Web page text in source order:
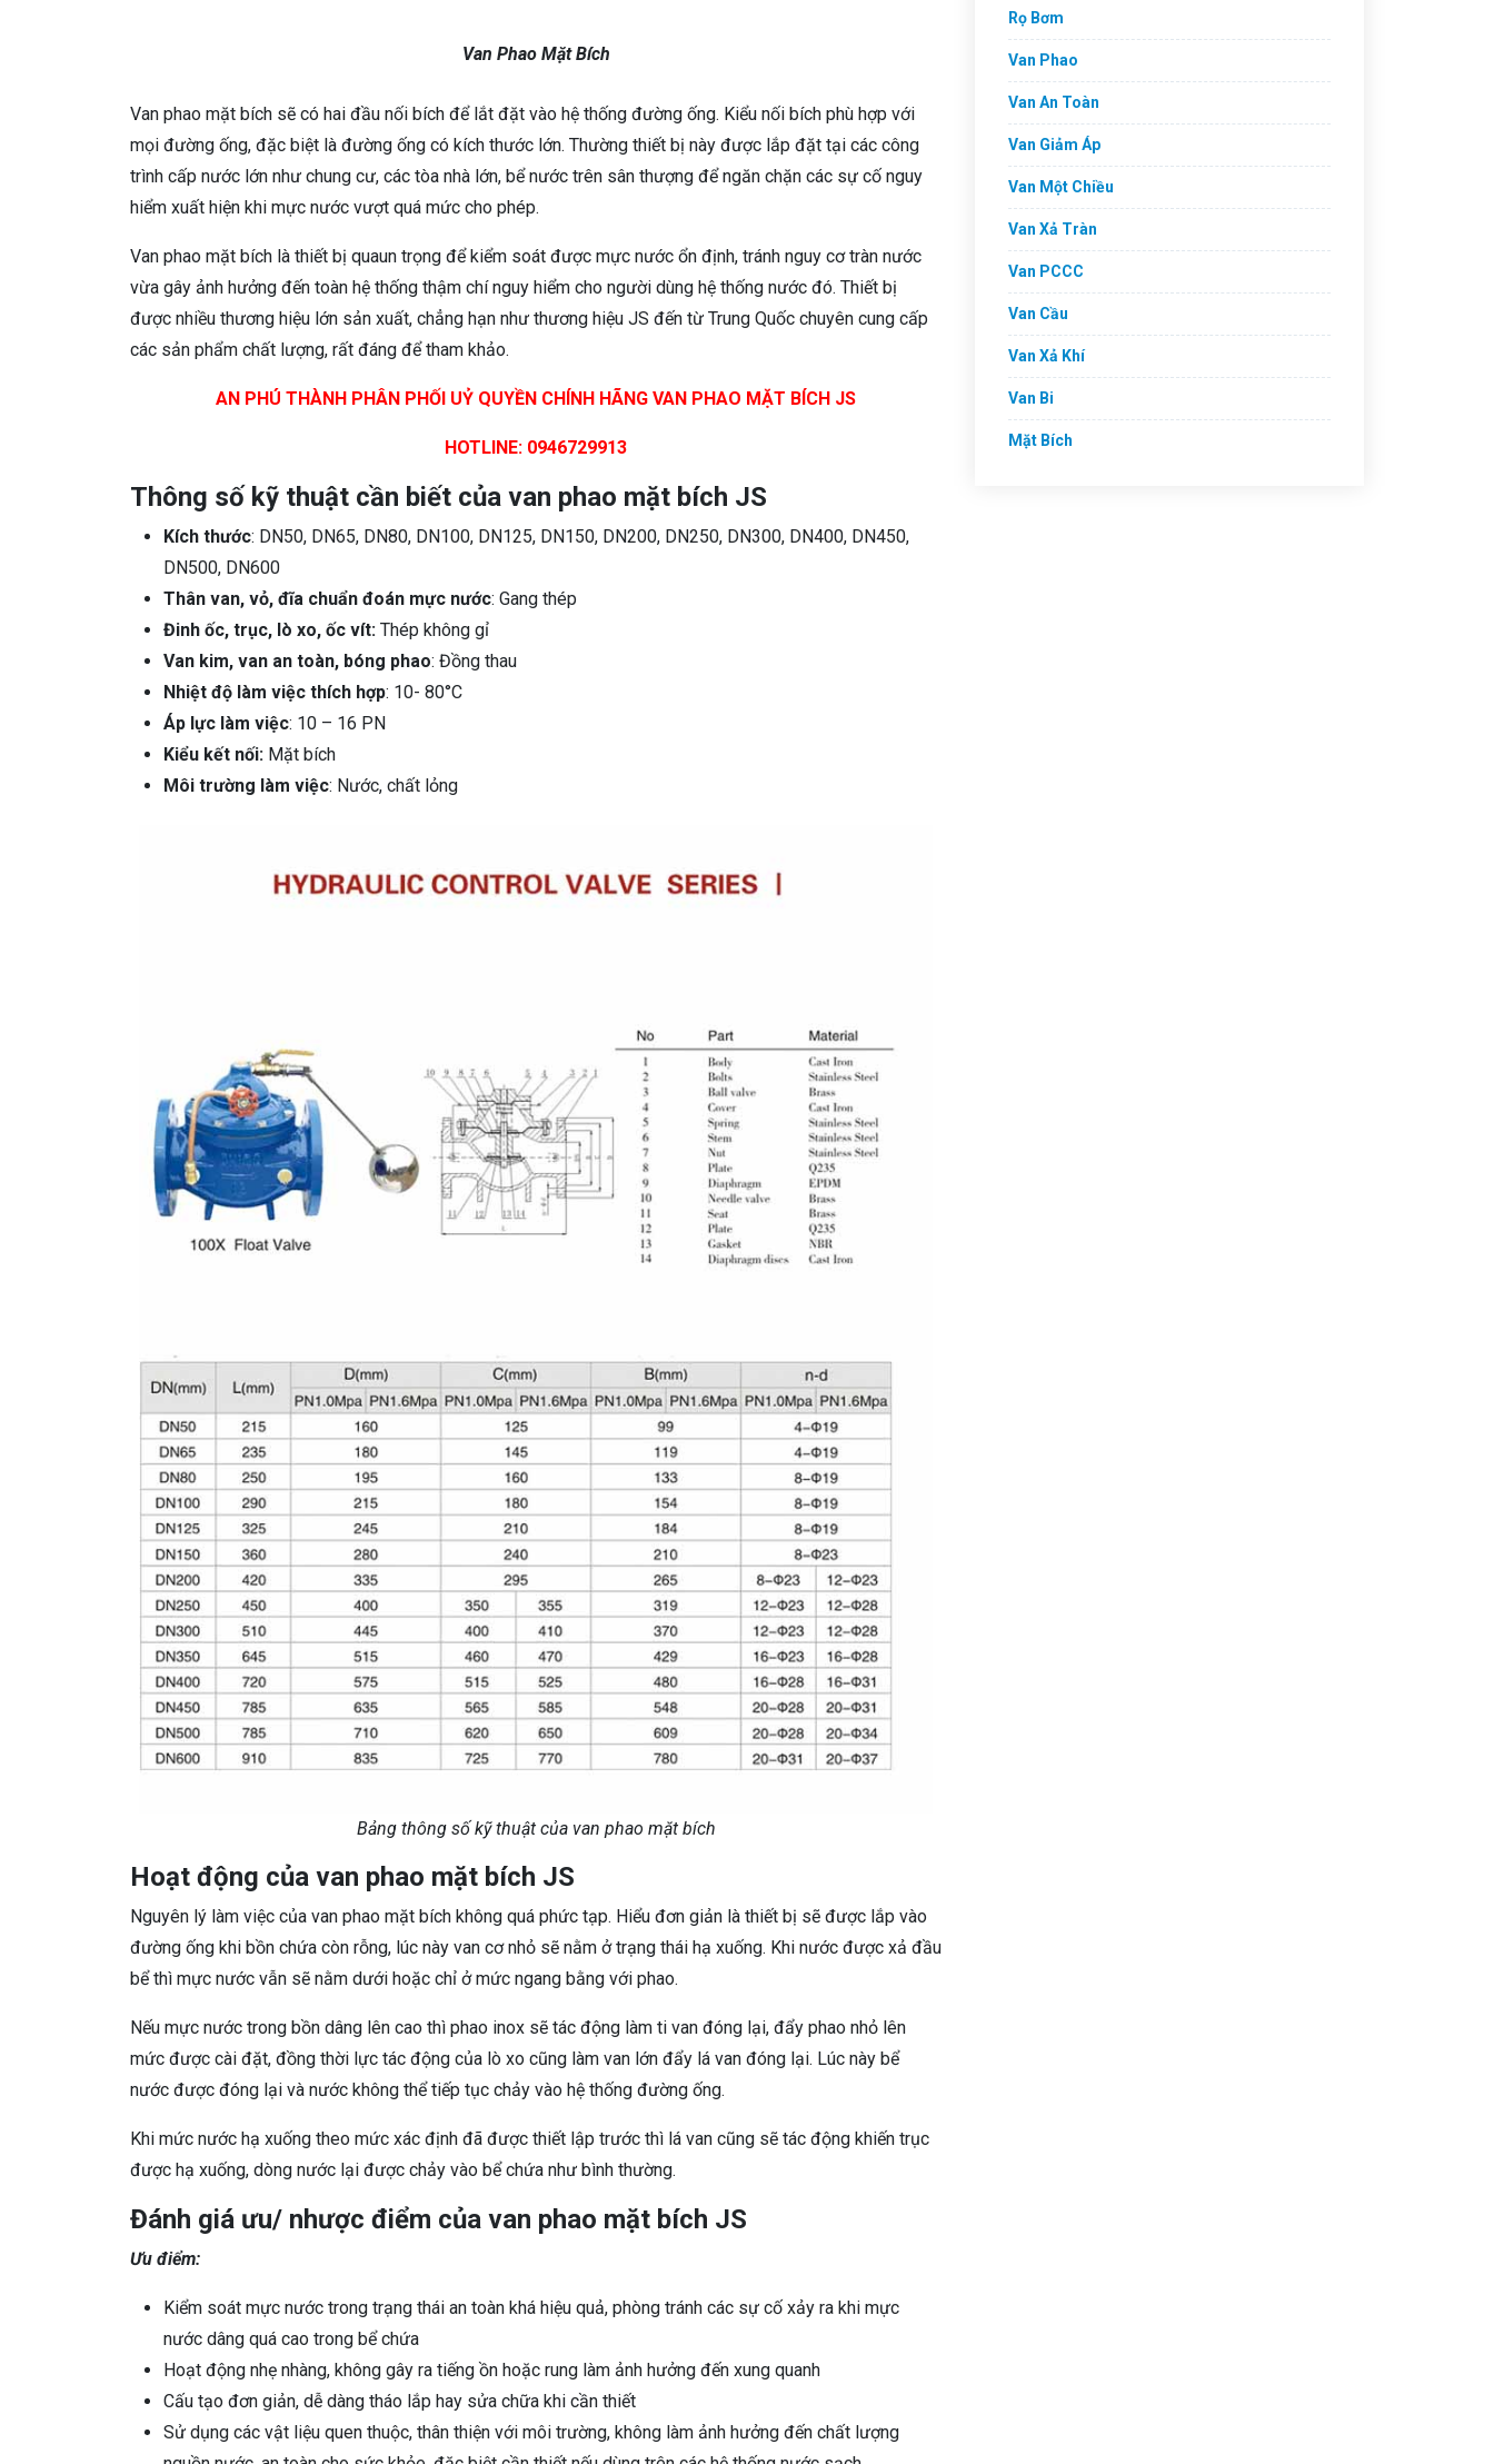
Van Phao Mặt Bích
Van phao mặt bích sẽ có hai đầu nối bích để lắt đặt vào hệ thống đường ống. Kiểu nối bích phù hợp với
mọi đường ống, đặc biệt là đường ống có kích thước lớn. Thường thiết bị này được lắp đặt tại các công
trình cấp nước lớn như chung cư, các tòa nhà lớn, bể nước trên sân thượng để ngăn chặn các sự cố nguy
hiểm xuất hiện khi mực nước vượt quá mức cho phép.
Van phao mặt bích là thiết bị quaun trọng để kiểm soát được mực nước ổn định, tránh nguy cơ tràn nước
vừa gây ảnh hưởng đến toàn hệ thống thậm chí nguy hiểm cho người dùng hệ thống nước đó. Thiết bị
được nhiều thương hiệu lớn sản xuất, chẳng hạn như thương hiệu JS đến từ Trung Quốc chuyên cung cấp
các sản phẩm chất lượng, rất đáng để tham khảo.
AN PHÚ THÀNH PHÂN PHỐI UỶ QUYỀN CHÍNH HÃNG VAN PHAO MẶT BÍCH JS
HOTLINE: 0946729913
Thông số kỹ thuật cần biết của van phao mặt bích JS
Kích thước: DN50, DN65, DN80, DN100, DN125, DN150, DN200, DN250, DN300, DN400, DN450,
DN500, DN600
Thân van, vỏ, đĩa chuẩn đoán mực nước: Gang thép
Đinh ốc, trục, lò xo, ốc vít: Thép không gỉ
Van kim, van an toàn, bóng phao: Đồng thau
Nhiệt độ làm việc thích hợp: 10- 80°C
Áp lực làm việc: 10 – 16 PN
Kiểu kết nối: Mặt bích
Môi trường làm việc: Nước, chất lỏng
Bảng thông số kỹ thuật của van phao mặt bích
Hoạt động của van phao mặt bích JS
Nguyên lý làm việc của van phao mặt bích không quá phức tạp. Hiểu đơn giản là thiết bị sẽ được lắp vào
đường ống khi bồn chứa còn rỗng, lúc này van cơ nhỏ sẽ nằm ở trạng thái hạ xuống. Khi nước được xả đầu
bể thì mực nước vẫn sẽ nằm dưới hoặc chỉ ở mức ngang bằng với phao.
Nếu mực nước trong bồn dâng lên cao thì phao inox sẽ tác động làm ti van đóng lại, đẩy phao nhỏ lên
mức được cài đặt, đồng thời lực tác động của lò xo cũng làm van lớn đẩy lá van đóng lại. Lúc này bể
nước được đóng lại và nước không thể tiếp tục chảy vào hệ thống đường ống.
Khi mức nước hạ xuống theo mức xác định đã được thiết lập trước thì lá van cũng sẽ tác động khiến trục
được hạ xuống, dòng nước lại được chảy vào bể chứa như bình thường.
Đánh giá ưu/ nhược điểm của van phao mặt bích JS
Ưu điểm:
Kiểm soát mực nước trong trạng thái an toàn khá hiệu quả, phòng tránh các sự cố xảy ra khi mực
nước dâng quá cao trong bể chứa
Hoạt động nhẹ nhàng, không gây ra tiếng ồn hoặc rung làm ảnh hưởng đến xung quanh
Cấu tạo đơn giản, dễ dàng tháo lắp hay sửa chữa khi cần thiết
Sử dụng các vật liệu quen thuộc, thân thiện với môi trường, không làm ảnh hưởng đến chất lượng
Rọ Bơm
Van Phao
Van An Toàn
Van Giảm Áp
Van Một Chiều
Van Xả Tràn
Van PCCC
Van Cầu
Van Xả Khí
Van Bi
Mặt Bích